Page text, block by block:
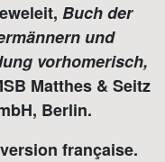
Buch der
und
vorhomerisch,
Matthes & Seitz
Berlin.
française.